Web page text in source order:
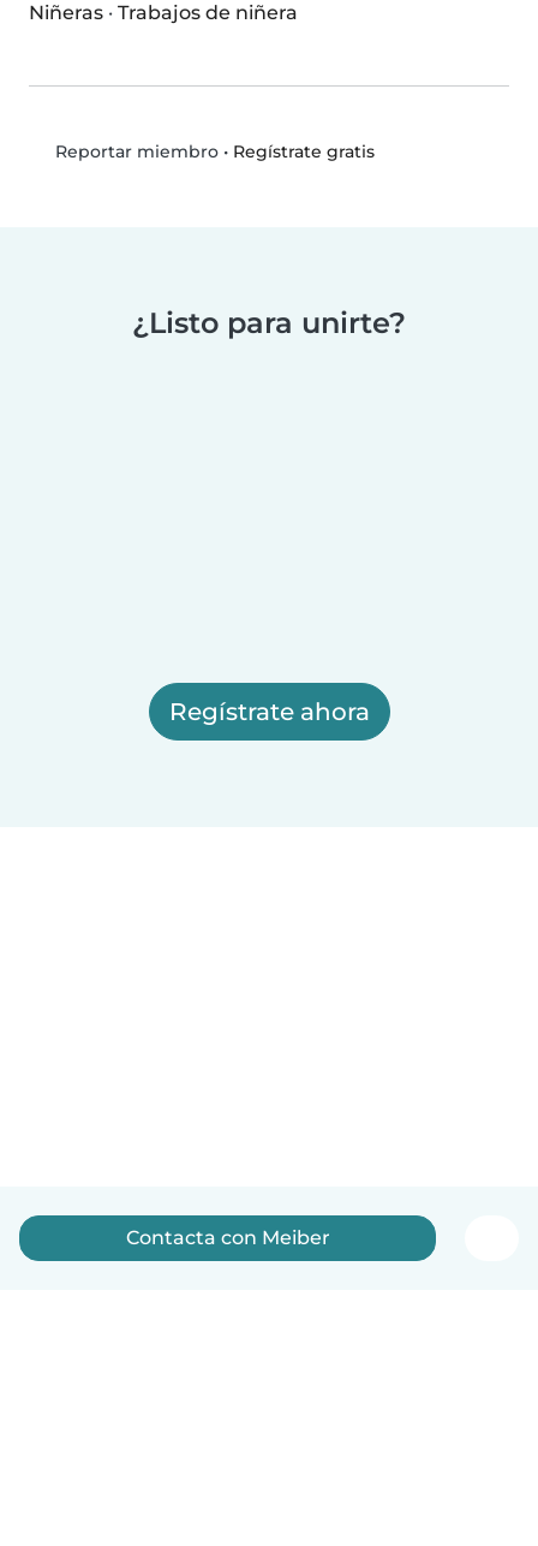
Niñeras · Trabajos de niñera
Reportar miembro• Regístrate gratis
¿Listo para unirte?
Regístrate ahora
Contacta con Meiber